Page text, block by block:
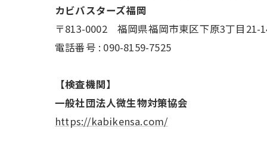
カビバスターズ福岡
〒813-0002 福岡県福岡市東区下原3丁目21-
電話番号 : 090-8159-7525
【検査機関】
一般社団法人微生物対策協会
https://kabikensa.com/